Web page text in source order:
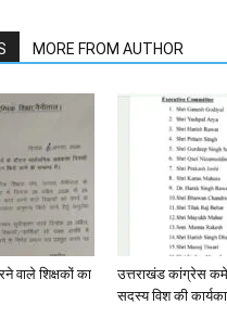
MORE FROM AUTHOR
वाले शिक्षकों का
उत्तराखंड कांग्रेस
सदस्य विश की